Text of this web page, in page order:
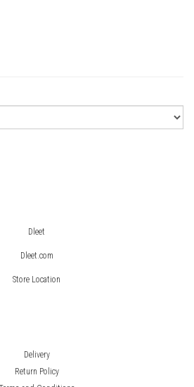
Dleet
Dleet.com
Store Location
Delivery
Return Policy